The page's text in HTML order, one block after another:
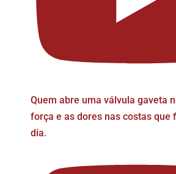
Quem abre uma válvula gaveta
força e as dores nas costas que
dia.